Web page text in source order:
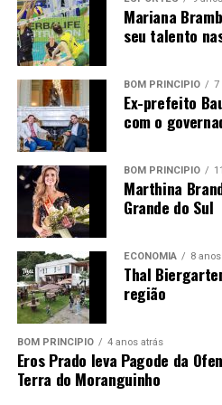
O apoio da Secretaria
tradições.
hamburger, várias cervejarias.
No que tange às atrações deste
shows na tarde de hoje, com
domingo a Banda Pandora.
sertanejo pop, tem Joel Carlo.
Confere aí a programação dos
SÁBADO
09h às 18h • 2ª Encontro de
Quadrados
09h às 18h • 1º Encontro de
09h às 18h• Exposição
09h• Passeio no Trenzinho do
14h30• Banda Rock de Quinta
• Banda Hatfield
Mariana
seu talento
BOM PRINCÍPIO 7
Ex-prefeito
com o
BOM PRINCÍPIO
Marthina
Grande do Sul
ECONOMIA 8
Thal
região
BOM PRINCÍPIO 4 anos atrás
Eros Prado leva Pagode da
Terra do Moranguinho